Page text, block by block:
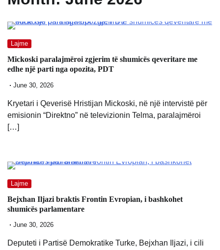
Lajme
Mickoski paralajmëroi zgjerim të shumicës qeveritare me
edhe një parti nga opozita, PDT
June 30, 2026
Kryetari i Qeverisë Hristijan Mickoski, në një intervistë për
emisionin “Direktno” në televizionin Telma, paralajmëroi
[…]
Lajme
Bejxhan Iljazi braktis Frontin Evropian, i bashkohet
shumicës parlamentare
June 30, 2026
Deputeti i Partisë Demokratike Turke, Bejxhan Iljazi, i cili